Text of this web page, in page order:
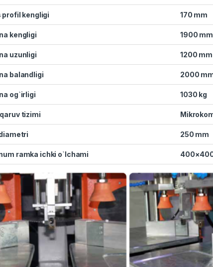
profil kengligi 170 mm
kengligi 1900 mm
uzunligi 1200 mm
balandligi 2000
og`irligi 1030 kg
tizimi
250 mm
ramka ichki o`lchami